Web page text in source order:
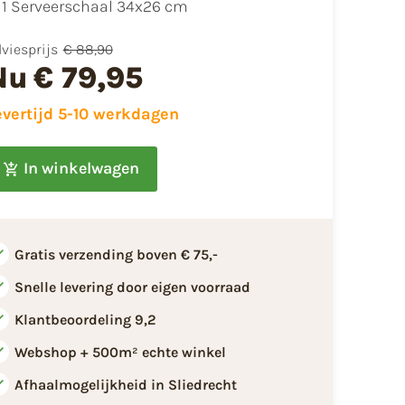
1 Serveerschaal 34x26 cm
€ 88,90
€ 79,95
5-10 werkdagen
In winkelwagen
Gratis verzending boven € 75,-
Snelle levering door eigen voorraad
Klantbeoordeling 9,2
Webshop + 500m² echte winkel
Afhaalmogelijkheid in Sliedrecht